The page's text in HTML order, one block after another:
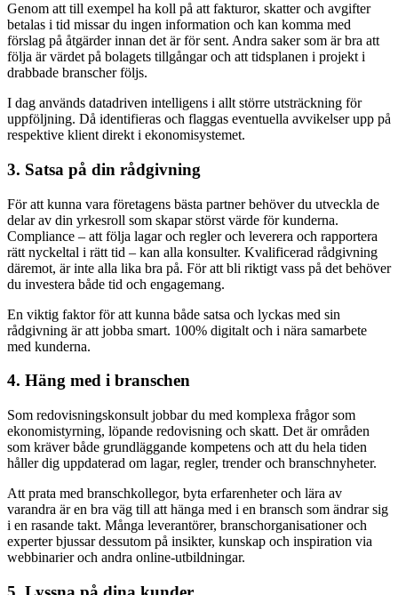
Genom att till exempel ha koll på att fakturor, skatter och avgifter
betalas i tid missar du ingen information och kan komma med
förslag på åtgärder innan det är för sent. Andra saker som är bra att
följa är värdet på bolagets tillgångar och att tidsplanen i projekt i
drabbade branscher följs.
I dag används datadriven intelligens i allt större utsträckning för
uppföljning. Då identifieras och flaggas eventuella avvikelser upp på
respektive klient direkt i ekonomisystemet.
3. Satsa på din rådgivning
För att kunna vara företagens bästa partner behöver du utveckla de
delar av din yrkesroll som skapar störst värde för kunderna.
Compliance – att följa lagar och regler och leverera och rapportera
rätt nyckeltal i rätt tid – kan alla konsulter. Kvalificerad rådgivning
däremot, är inte alla lika bra på. För att bli riktigt vass på det behöver
du investera både tid och engagemang.
En viktig faktor för att kunna både satsa och lyckas med sin
rådgivning är att jobba smart. 100% digitalt och i nära samarbete
med kunderna.
4. Häng med i branschen
Som redovisningskonsult jobbar du med komplexa frågor som
ekonomistyrning, löpande redovisning och skatt. Det är områden
som kräver både grundläggande kompetens och att du hela tiden
håller dig uppdaterad om lagar, regler, trender och branschnyheter.
Att prata med branschkollegor, byta erfarenheter och lära av
varandra är en bra väg till att hänga med i en bransch som ändrar sig
i en rasande takt. Många leverantörer, branschorganisationer och
experter bjussar dessutom på insikter, kunskap och inspiration via
webbinarier och andra online-utbildningar.